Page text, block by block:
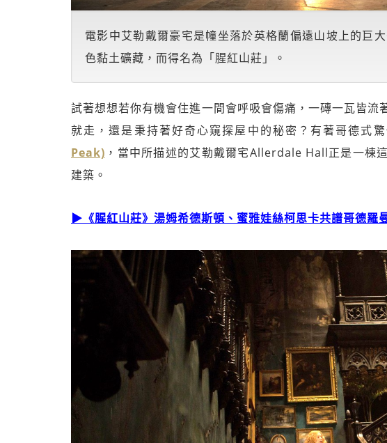
電影中艾勒戴爾豪宅是幢坐落於英格蘭偏遠山坡上的巨
色黏土礦藏，而得名為「腥紅山莊」。
試著想想若你有機會住進一間會呼吸會傷痛，一磚一瓦皆流
就走，還是秉持著好奇心窺探屋中的秘密？有著哥德式
Peak) ，當中所描述的艾勒戴爾宅Allerdale Hall正是一棟
建築。
▶《腥紅山莊》湯姆希德斯頓、蜜雅娃絲柯思卡共譜哥德羅